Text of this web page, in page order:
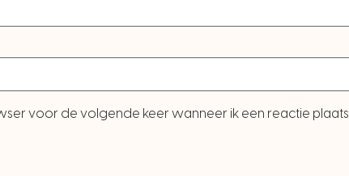
voor de volgende keer wanneer ik een reactie plaats.